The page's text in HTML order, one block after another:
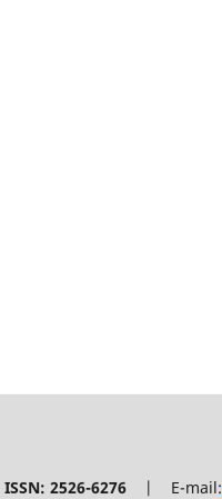
2526-6276 | E-mail: